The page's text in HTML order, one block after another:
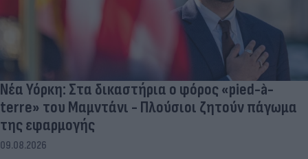
Νέα Υόρκη: Στα δικαστήρια ο φόρος «pied-à-
terre» του Μαμντάνι - Πλούσιοι ζητούν πάγωμα
της εφαρμογής
09.08.2026